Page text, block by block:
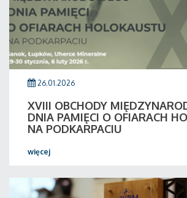
26.01.2026
XVIII OBCHODY
DNIA PAMIĘCI O OFIARACH
NA PODKARPACIU
więcej